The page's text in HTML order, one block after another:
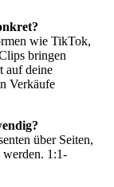
wie TikTok,
bringen
auf deine
Verkäufe
über Seiten,
1:1-